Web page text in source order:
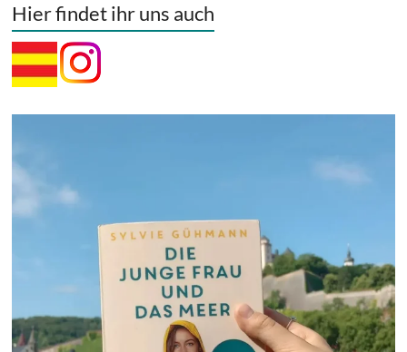
Hier findet ihr uns auch